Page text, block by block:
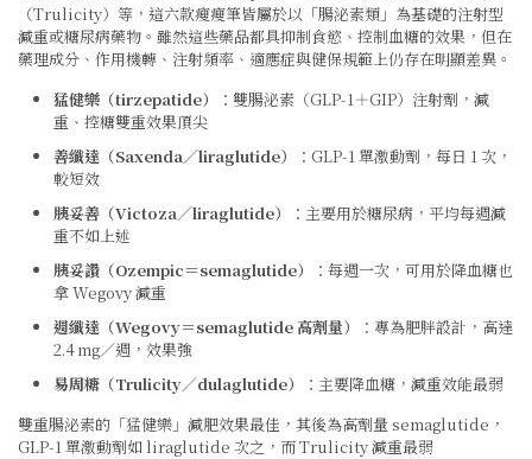
（Trulicity）等，這六款瘦瘦筆皆屬於以「腸泌素類」為基礎的注射型
減重或糖尿病藥物。雖然這些藥品都具抑制食慾、控制血糖的效果，但在
藥理成分、作用機轉、注射頻率、適應症與健保規範上仍存在明顯差異。
猛健樂（tirzepatide）
：雙腸泌素（GLP‑1＋GIP）注射劑，減
重、控糖雙重效果頂尖
善纖達（Saxenda／liraglutide）
：GLP‑1 單激動劑，每日 1 次，
較短效
胰妥善（Victoza／liraglutide）
：主要用於糖尿病，平均每週減
重不如上述
胰妥讚（Ozempic＝semaglutide）
：每週一次，可用於降血糖也
拿 Wegovy 減重
週纖達（Wegovy＝semaglutide 高劑量）
：專為肥胖設計，高達
2.4 mg／週，效果強
易周糖（Trulicity／dulaglutide）
：主要降血糖，減重效能最弱
雙重腸泌素的「猛健樂」減肥效果最佳，其後為高劑量 semaglutide，
GLP‑1 單激動劑如 liraglutide 次之，而 Trulicity 減重最弱